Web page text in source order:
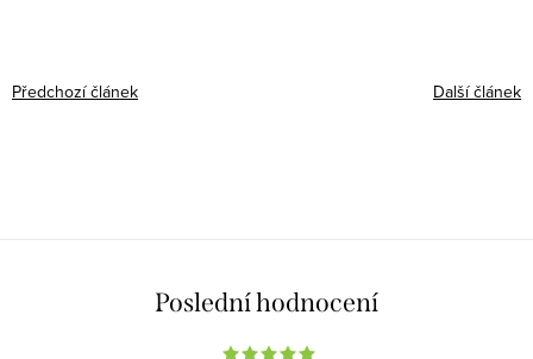
Předchozí článek Další článek
Poslední hodnocení